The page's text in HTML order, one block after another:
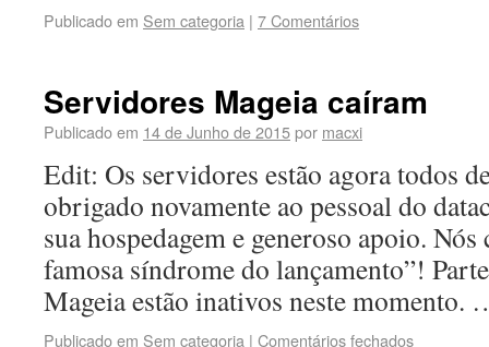
Publicado em Sem categoria | 7 Comentários
Servidores Mageia caíram
Publicado em 14 de Junho de 2015por macxi
Edit: Os servidores estão agora todos
obrigado novamente ao pessoal do
sua hospedagem e generoso apoio. Nós
famosa síndrome do lançamento”!
Mageia estão inativos neste
Publicado em Sem categoria | Comentários fechados